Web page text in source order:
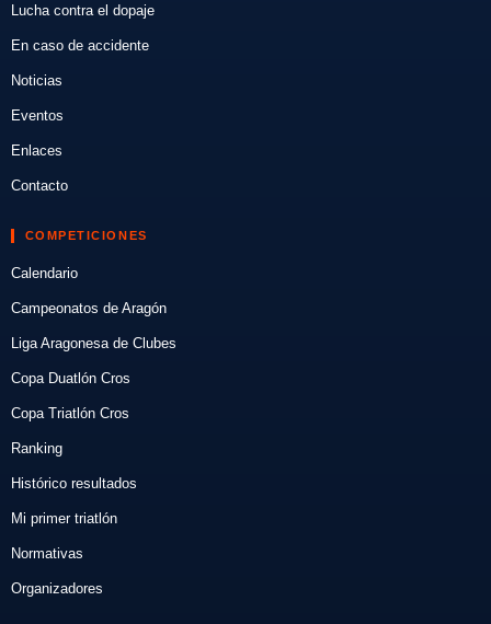
Lucha contra el dopaje
En caso de accidente
Noticias
Eventos
Enlaces
Contacto
COMPETICIONES
Calendario
Campeonatos de Aragón
Liga Aragonesa de Clubes
Copa Duatlón Cros
Copa Triatlón Cros
Ranking
Histórico resultados
Mi primer triatlón
Normativas
Organizadores